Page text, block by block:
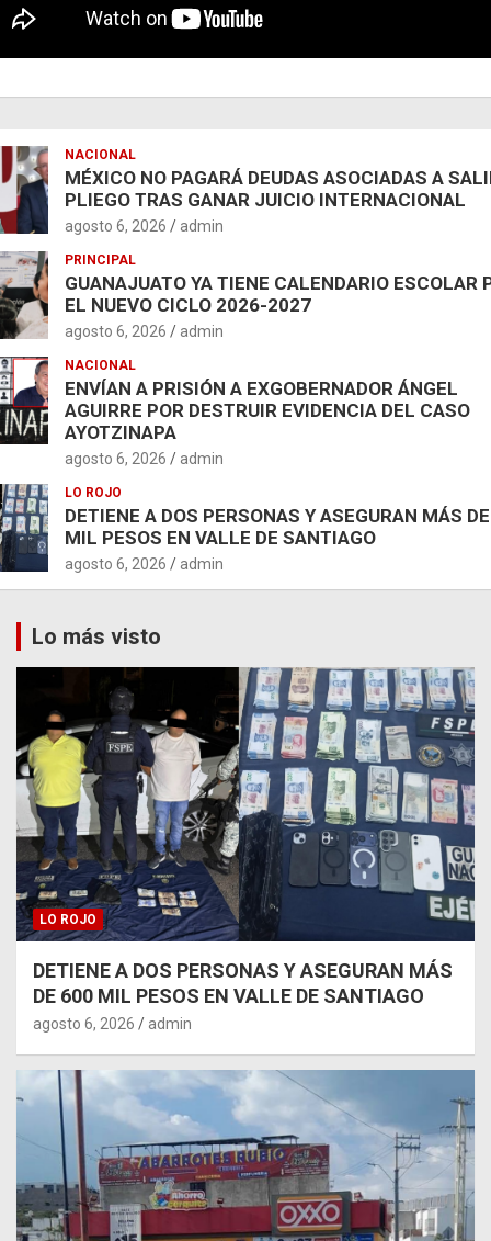
NACIONAL
MÉXICO NO PAGARÁ DEUDAS ASOCIADAS A
PLIEGO TRAS GANAR JUICIO INTERNACIONAL
agosto 6, 2026 admin
PRINCIPAL
GUANAJUATO YA TIENE CALENDARIO ESCOLAR
EL NUEVO CICLO 2026-2027
agosto 6, 2026 admin
NACIONAL
ENVÍAN A PRISIÓN A EXGOBERNADOR ÁNGEL
AGUIRRE POR DESTRUIR EVIDENCIA DEL CASO
AYOTZINAPA
agosto 6, 2026 admin
LO ROJO
DETIENE A DOS PERSONAS Y ASEGURAN MÁS
MIL PESOS EN VALLE DE SANTIAGO
agosto 6, 2026 admin
Lo más visto
LO ROJO
DETIENE A DOS PERSONAS Y ASEGURAN MÁS
DE 600 MIL PESOS EN VALLE DE SANTIAGO
agosto 6, 2026 admin